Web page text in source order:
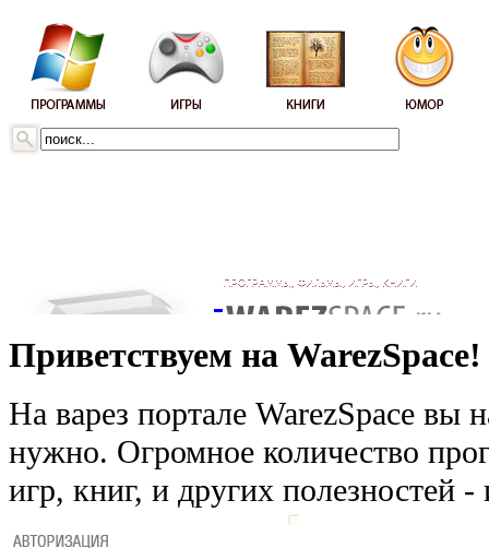
Приветствуем на WarezSpace!
На варез портале WarezSpace вы
нужно. Огромное количество
игр, книг, и других полезностей